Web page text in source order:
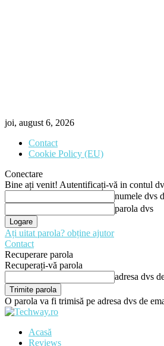
joi, august 6, 2026
Contact
Cookie Policy (EU)
Conectare
Bine ați venit! Autentificați-vă in contul
numele dvs
parola dvs
Ați uitat parola? obține ajutor
Contact
Recuperare parola
Recuperați-vă parola
adresa dvs
O parola va fi trimisă pe adresa dvs de
Acasă
Reviews